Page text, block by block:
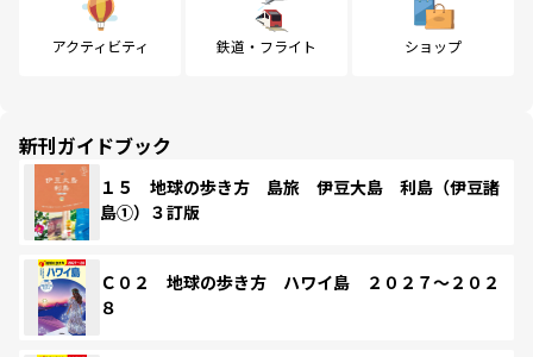
アクティビティ 鉄道・フライト ショップ
新刊ガイドブック
１５ 地球の歩き方 島旅 伊豆大島 利島（伊豆諸
島①）３訂版
Ｃ０２ 地球の歩き方 ハワイ島 ２０２７～２０２
８